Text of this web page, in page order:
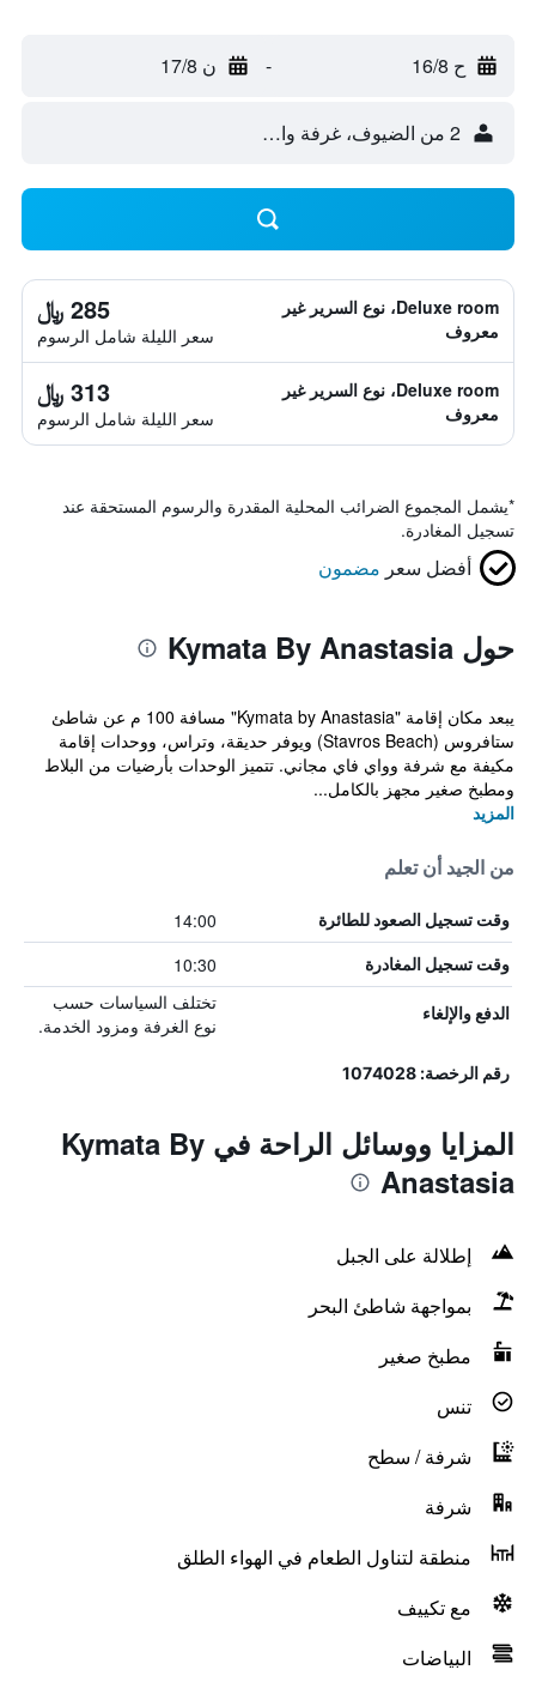
ح 16/8 - ن 17/8
2 من الضيوف، غرفة واحدة
Deluxe room، نوع السرير غير
معروف
285 ﷼
سعر الليلة شامل الرسوم
Deluxe room، نوع السرير غير
معروف
313 ﷼
سعر الليلة شامل الرسوم
*يشمل المجموع الضرائب المحلية المقدرة والرسوم المستحقة عند
تسجيل المغادرة.
أفضل سعر مضمون
حول Kymata By Anastasia
يبعد مكان إقامة "Kymata by Anastasia" مسافة 100 م عن شاطئ
ستافروس (Stavros Beach) ويوفر حديقة، وتراس، ووحدات إقامة
مكيفة مع شرفة وواي فاي مجاني. تتميز الوحدات بأرضيات من البلاط
ومطبخ صغير مجهز بالكامل...
المزيد
من الجيد أن تعلم
وقت تسجيل الصعود للطائرة 14:00
وقت تسجيل المغادرة 10:30
الدفع والإلغاء
تختلف السياسات حسب
نوع الغرفة ومزود الخدمة.
رقم الرخصة: 1074028
المزايا ووسائل الراحة في Kymata By
Anastasia
إطلالة على الجبل
بمواجهة شاطئ البحر
مطبخ صغير
تنس
شرفة / سطح
شرفة
منطقة لتناول الطعام في الهواء الطلق
مع تكييف
البياضات